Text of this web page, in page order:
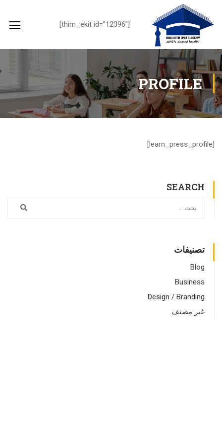
[thim_ekit id=”12396″]
PROFILE
[learn_press_profile]
SEARCH
تصنيفات
Blog
Business
Design / Branding
غير مصنف